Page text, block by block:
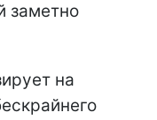
заметно
на